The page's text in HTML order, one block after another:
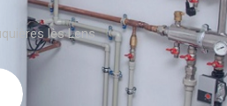
lès Lens